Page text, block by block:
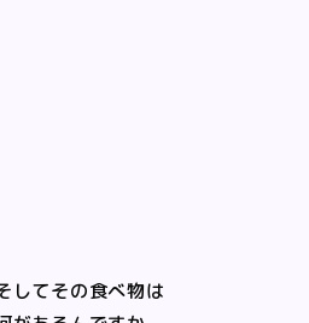
してその食べ物は